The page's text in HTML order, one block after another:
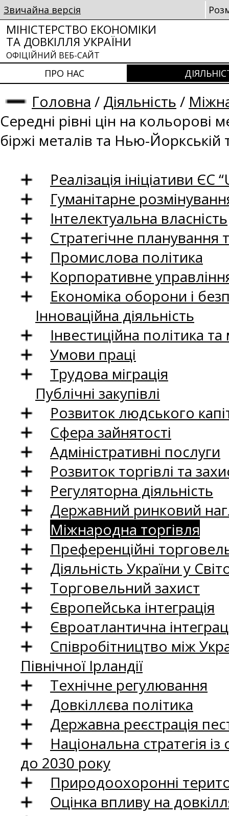
Звичайна версія
МІНІСТЕРСТВО ЕКОНОМІКИ
ТА ДОВКІЛЛЯ УКРАЇНИ
ОФІЦІЙНИЙ ВЕБ-САЙТ
ПРО НАС
Головна / Діяльність /
Середні рівні цін на кольорові
біржі металів та Нью-Йоркській
Реалізація ініціативи ЄС
Гуманітарне
Інтелектуальна власність
Стратегічне
Промислова політика
Корпоративне
Економіка оборони і
Інноваційна діяльність
Інвестиційна політика
Умови праці
Трудова міграція
Публічні закупівлі
Розвиток людського
Сфера зайнятості
Адміністративні послуги
Розвиток торгівлі та
Регуляторна діяльність
Державний ринковий
Міжнародна торгівля
Преференційні
Діяльність України у
Торговельний захист
Європейська інтеграція
Євроатлантична
Співробітництво між
Північної Ірландії
Технічне регулювання
Довкіллєва політика
Державна реєстрація
Національна стратегія
до 2030 року
Природоохоронні
Оцінка впливу на